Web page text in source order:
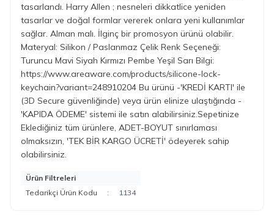
tasarlandı. Harry Allen ; nesneleri dikkatlice yeniden
tasarlar ve doğal formlar vererek onlara yeni kullanımlar
sağlar. Alman malı. İlginç bir promosyon ürünü olabilir.
Materyal: Silikon / Paslanmaz Çelik Renk Seçeneği:
Turuncu Mavi Siyah Kırmızı Pembe Yeşil Sarı Bilgi:
https://www.areaware.com/products/silicone-lock-
keychain?variant=248910204 Bu ürünü -'KREDİ KARTI' ile
(3D Secure güvenliğinde) veya ürün elinize ulaştığında -
'KAPIDA ÖDEME' sistemi ile satın alabilirsiniz.Sepetinize
Eklediğiniz tüm ürünlere, ADET-BOYUT sınırlaması
olmaksızın, 'TEK BİR KARGO ÜCRETİ' ödeyerek sahip
olabilirsiniz.
Ürün Filtreleri
Tedarikçi Ürün Kodu
: 1134